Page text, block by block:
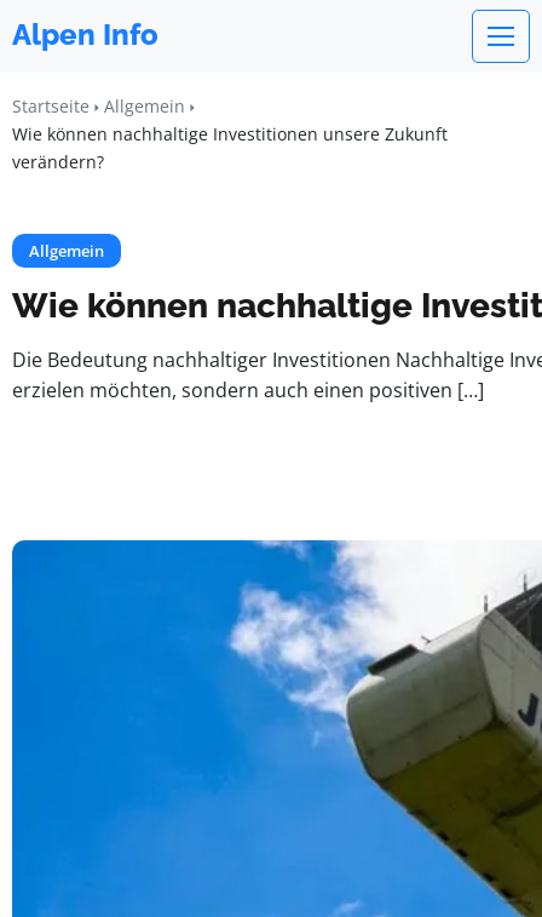
Alpen Info
Startseite
Allgemein
Wie können nachhaltige Investitionen unsere Zukunft
verändern?
Allgemein
Wie können nachhaltige
Die Bedeutung nachhaltiger Investitionen Nachhaltige
erzielen möchten, sondern auch einen positiven […]